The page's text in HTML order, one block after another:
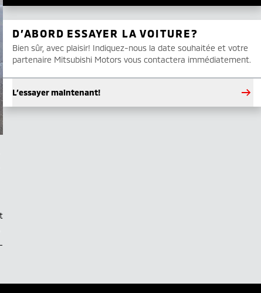
D’ABORD ESSAYER LA VOITURE?
Bien sûr, avec plaisir! Indiquez-nous la date souhaitée et votre
partenaire Mitsubishi Motors vous contactera immédiatement.
L’essayer maintenant!